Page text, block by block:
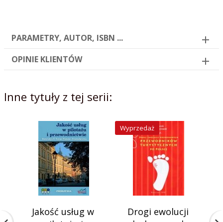
PARAMETRY, AUTOR, ISBN ...
OPINIE KLIENTÓW
Inne tytuły z tej serii:
Jakość usług w
Wyprzedaż
Drogi ewolucji